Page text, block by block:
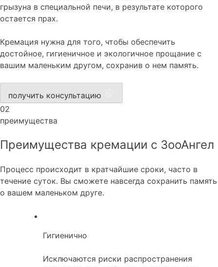
грызуна в специальной печи, в результате которого
остается прах.
Кремация нужна для того, чтобы обеспечить
достойное, гигиеничное и экологичное прощание с
вашим маленьким другом, сохранив о нем память.
получить консультацию
02
преимущества
Преимущества кремации с ЗооАнгел
Процесс происходит в кратчайшие сроки, часто в
течение суток. Вы сможете навсегда сохранить память
о вашем маленьком друге.
Гигиенично
Исключаются риски распространения